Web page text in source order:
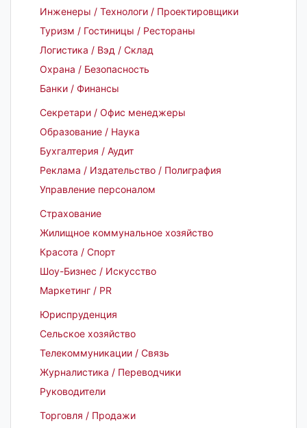
Инженеры / Технологи / Проектировщики
Туризм / Гостиницы / Рестораны
Логистика / Вэд / Склад
Охрана / Безопасность
Банки / Финансы
Секретари / Офис менеджеры
Образование / Наука
Бухгалтерия / Аудит
Реклама / Издательство / Полиграфия
Управление персоналом
Страхование
Жилищное коммунальное хозяйство
Красота / Спорт
Шоу-Бизнес / Искусство
Маркетинг / PR
Юриспруденция
Сельское хозяйство
Телекоммуникации / Связь
Журналистика / Переводчики
Руководители
Торговля / Продажи